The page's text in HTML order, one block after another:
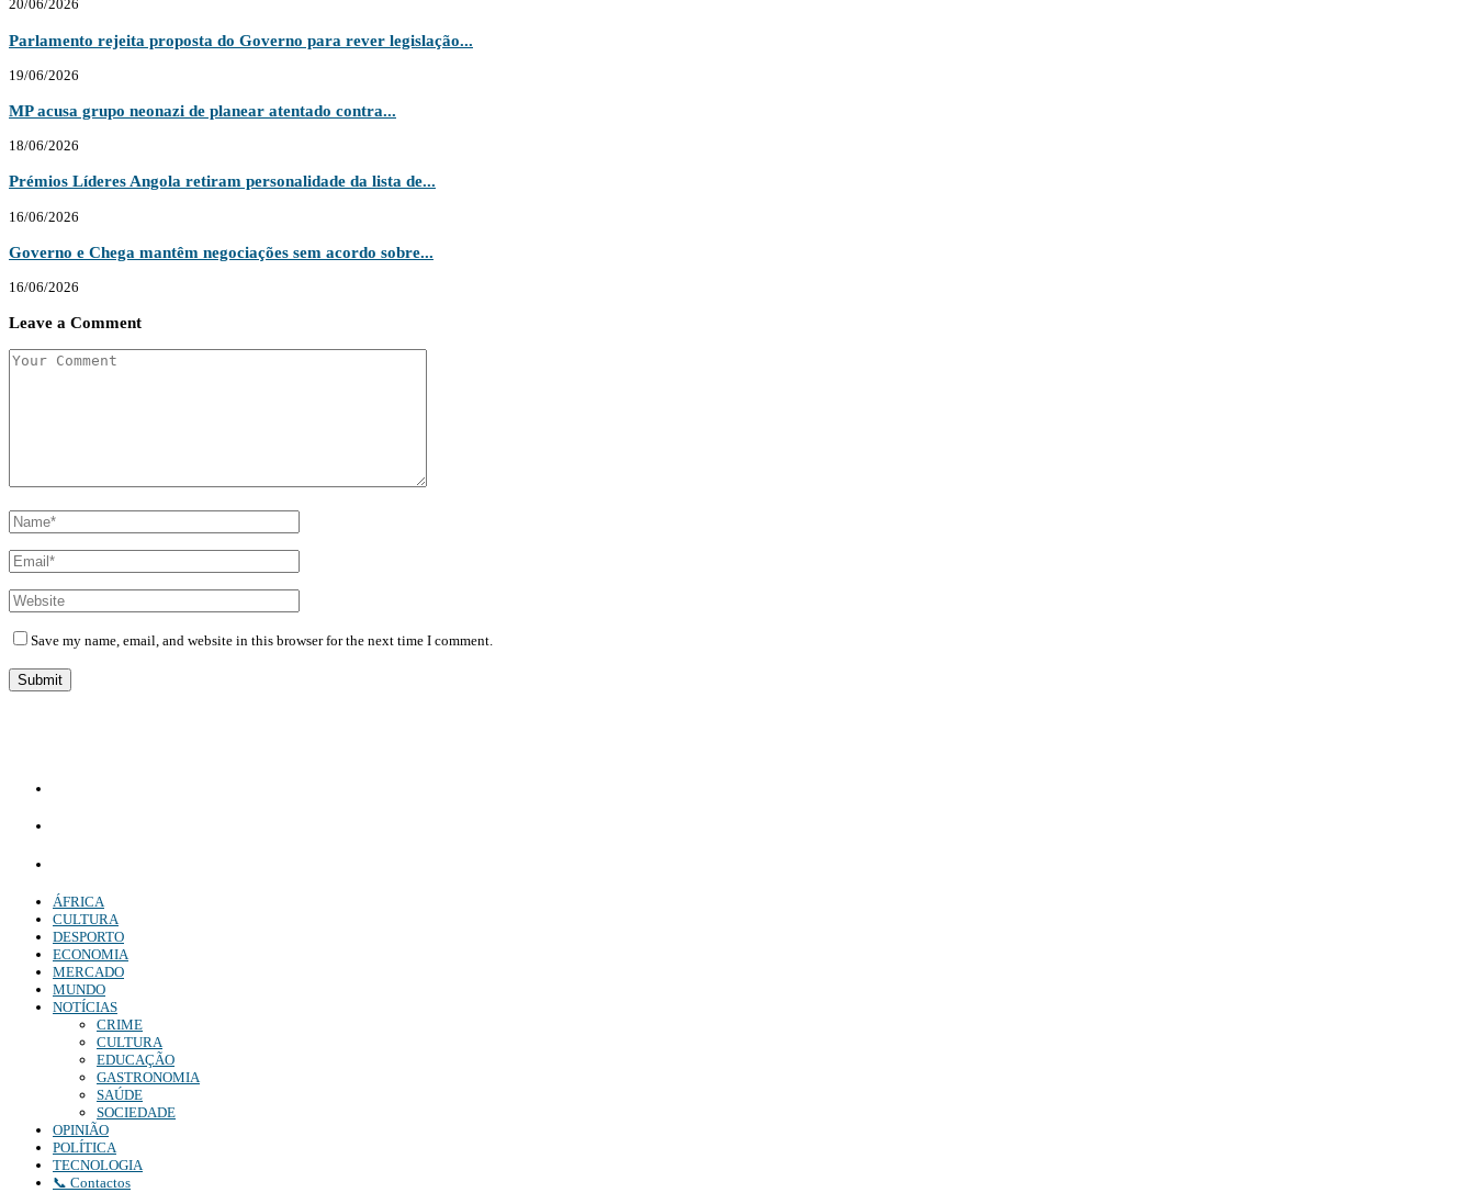
20/06/2026
Parlamento rejeita proposta do Governo para rever legislação...
19/06/2026
MP acusa grupo neonazi de planear atentado contra...
18/06/2026
Prémios Líderes Angola retiram personalidade da lista de...
16/06/2026
Governo e Chega mantêm negociações sem acordo sobre...
16/06/2026
Leave a Comment
Save my name, email, and website in this browser for the next time I comment.
ÁFRICA
CULTURA
DESPORTO
ECONOMIA
MERCADO
MUNDO
NOTÍCIAS
CRIME
CULTURA
EDUCAÇÃO
GASTRONOMIA
SAÚDE
SOCIEDADE
OPINIÃO
POLÍTICA
TECNOLOGIA
📞 Contactos